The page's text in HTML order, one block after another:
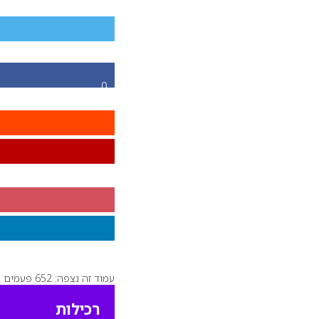
0
עמוד זה נצפה: 652 פעמים
רכילות